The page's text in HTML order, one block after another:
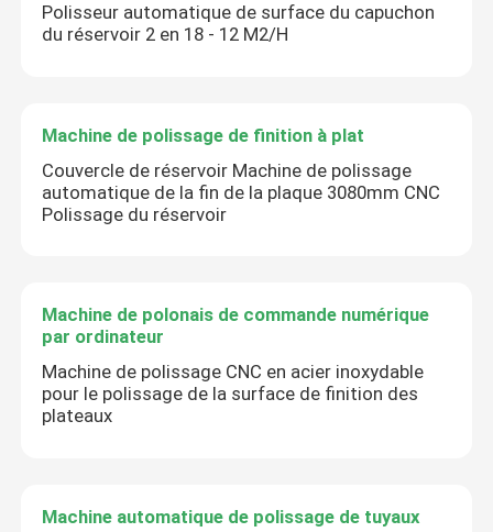
Polisseur automatique de surface du capuchon
du réservoir 2 en 18 - 12 M2/H
Machine de polissage de finition à plat
Couvercle de réservoir Machine de polissage
automatique de la fin de la plaque 3080mm CNC
Polissage du réservoir
Machine de polonais de commande numérique
par ordinateur
Machine de polissage CNC en acier inoxydable
pour le polissage de la surface de finition des
plateaux
Machine automatique de polissage de tuyaux